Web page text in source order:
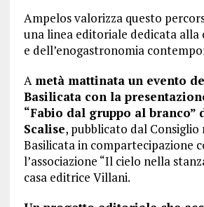
Ampelos valorizza questo
una linea editoriale dedicata
e dell’enogastronomia
A metà mattinata un evento
Basilicata con la
“Fabio dal gruppo al branco”
Scalise, pubblicato dal
Basilicata in compartecipazione
l’associazione “Il cielo nella
casa editrice Villani.